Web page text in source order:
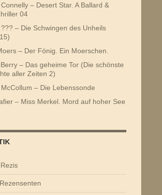
– Desert Star. A Ballard &
04
– Die Schwingen des Unheils
– Der Fönig. Ein Moerschen.
– Das geheime Tor (Die schönste
aller Zeiten 2)
– Die Lebenssonde
– Miss Merkel. Mord auf hoher See